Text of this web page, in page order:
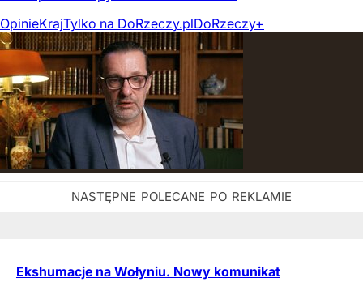
OpinieKrajTylko na DoRzeczy.plDoRzeczy+
Ekshumacje na Wołyniu. Nowy komunikat